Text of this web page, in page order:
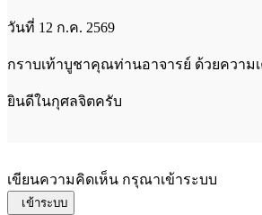
วันที่ 12 ก.ค. 2569
กราบเท้าบูชาคุณท่านอาจารย์ ด้วยความ
ยินดีในกุศลจิตครับ
เขียนความคิดเห็น กรุณาเข้าระบบ
เข้าระบบ